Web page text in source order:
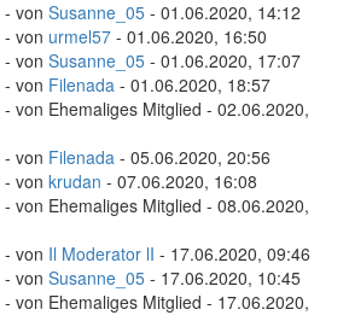
- von Susanne_05 - 01.06.2020, 14:12
- von urmel57 - 01.06.2020, 16:50
- von Susanne_05 - 01.06.2020, 17:07
- von Filenada - 01.06.2020, 18:57
- von Ehemaliges Mitglied - 02.06.2020,
- von Filenada - 05.06.2020, 20:56
- von krudan - 07.06.2020, 16:08
- von Ehemaliges Mitglied - 08.06.2020,
- von Il Moderator lI - 17.06.2020, 09:46
- von Susanne_05 - 17.06.2020, 10:45
- von Ehemaliges Mitglied - 17.06.2020,